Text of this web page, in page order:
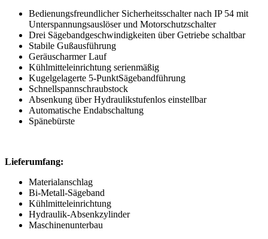
Bedienungsfreundlicher Sicherheitsschalter nach IP 54 mit
Unterspannungsauslöser und Motorschutzschalter
Drei Sägebandgeschwindigkeiten über Getriebe schaltbar
Stabile Gußausführung
Geräuscharmer Lauf
Kühlmitteleinrichtung serienmäßig
Kugelgelagerte 5-PunktSägebandführung
Schnellspannschraubstock
Absenkung über Hydraulikstufenlos einstellbar
Automatische Endabschaltung
Spänebürste
Lieferumfang:
Materialanschlag
Bi-Metall-Sägeband
Kühlmitteleinrichtung
Hydraulik-Absenkzylinder
Maschinenunterbau